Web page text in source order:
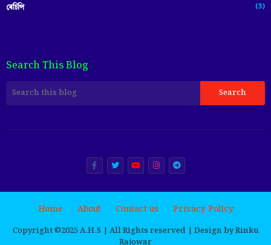
ৰেচিপি (3)
Search This Blog
Copyright ©️2025 A.H.S | All Rights reserved | Design by Rinku
Rajowar
Home About Contact us Privacy Policy